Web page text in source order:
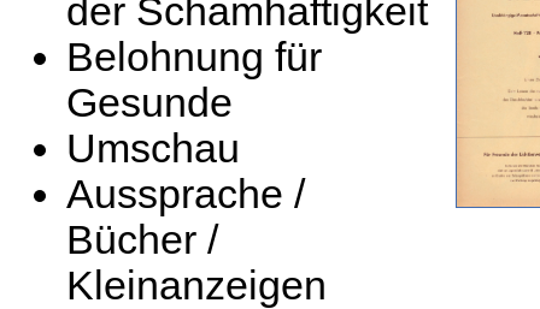
der Schamhaftigkeit
Belohnung für
Gesunde
Umschau
Aussprache /
Bücher /
Kleinanzeigen